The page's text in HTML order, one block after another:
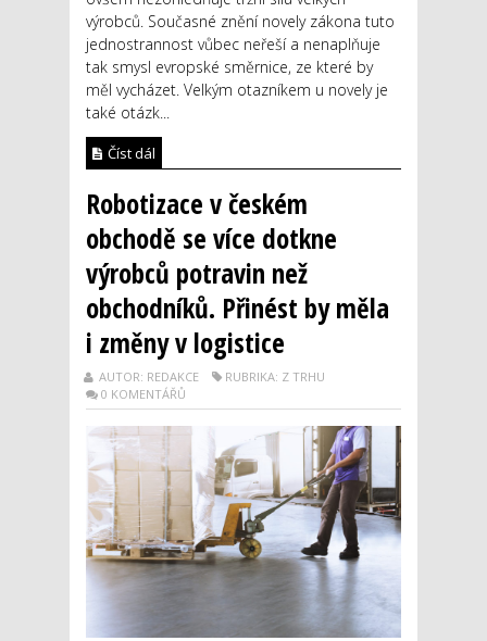
výrobců. Současné znění novely zákona tuto
jednostrannost vůbec neřeší a nenaplňuje
tak smysl evropské směrnice, ze které by
měl vycházet. Velkým otazníkem u novely je
také otázk...
Číst dál
Robotizace v českém
obchodě se více dotkne
výrobců potravin než
obchodníků. Přinést by měla
i změny v logistice
AUTOR: REDAKCE
RUBRIKA: Z TRHU
0 KOMENTÁŘŮ